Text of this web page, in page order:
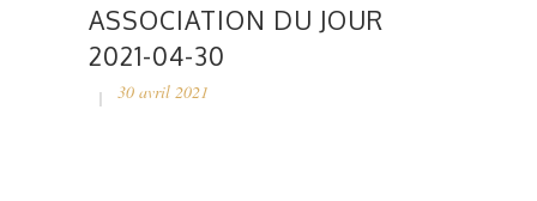
ASSOCIATION DU JOUR
2021-04-30
30 avril 2021